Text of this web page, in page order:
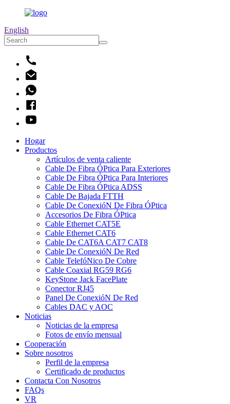
English
Hogar
Productos
Artículos de venta caliente
Cable De Fibra ÓPtica Para Exteriores
Cable De Fibra ÓPtica Para Interiores
Cable De Fibra ÓPtica ADSS
Cable De Bajada FTTH
Cable De ConexióN De Fibra ÓPtica
Accesorios De Fibra ÓPtica
Cable Ethernet CAT5E
Cable Ethernet CAT6
Cable De CAT6A CAT7 CAT8
Cable De ConexióN De Red
Cable TelefóNico De Cobre
Cable Coaxial RG59 RG6
KeyStone Jack FacePlate
Conector RJ45
Panel De ConexióN De Red
Cables DAC y AOC
Noticias
Noticias de la empresa
Fotos de envío mensual
Cooperación
Sobre nosotros
Perfil de la empresa
Certificado de productos
Contacta Con Nosotros
FAQs
VR